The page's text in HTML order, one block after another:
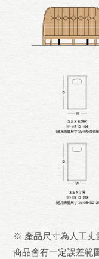
※ 產品尺寸為人工丈
商品會有一定誤差範